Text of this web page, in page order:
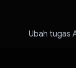
Ubah tugas